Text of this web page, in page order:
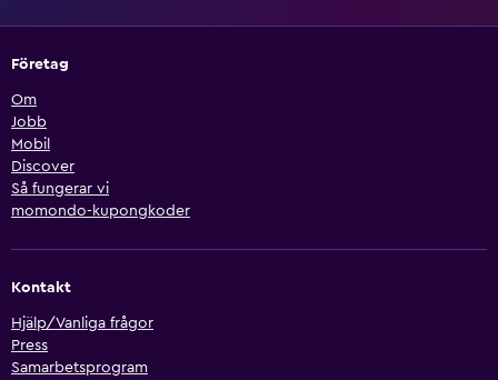
Företag
Om
Jobb
Mobil
Discover
Så fungerar vi
momondo-kupongkoder
Kontakt
Hjälp/Vanliga frågor
Press
Samarbetsprogram